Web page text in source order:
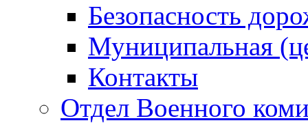
Безопасность
Муниципальная
Контакты
Отдел Военного